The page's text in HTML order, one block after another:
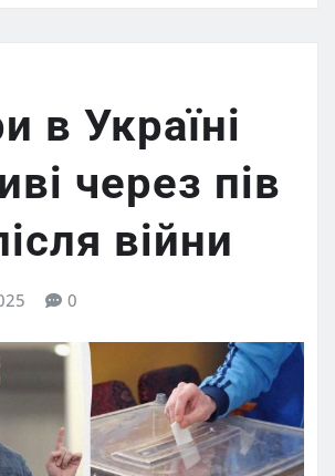
в Україні
через пів
війни
0